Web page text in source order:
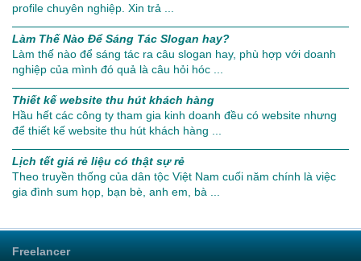
profile chuyên nghiệp. Xin trả ...
Làm Thế Nào Để Sáng Tác Slogan hay?
Làm thế nào để sáng tác ra câu slogan hay, phù hợp với doanh
nghiệp của mình đó quả là câu hỏi hóc ...
Thiết kế website thu hút khách hàng
Hầu hết các công ty tham gia kinh doanh đều có website nhưng
để thiết kế website thu hút khách hàng ...
Lịch tết giá rẻ liệu có thật sự rẻ
Theo truyền thống của dân tộc Việt Nam cuối năm chính là việc
gia đình sum họp, bạn bè, anh em, bà ...
Freelancer